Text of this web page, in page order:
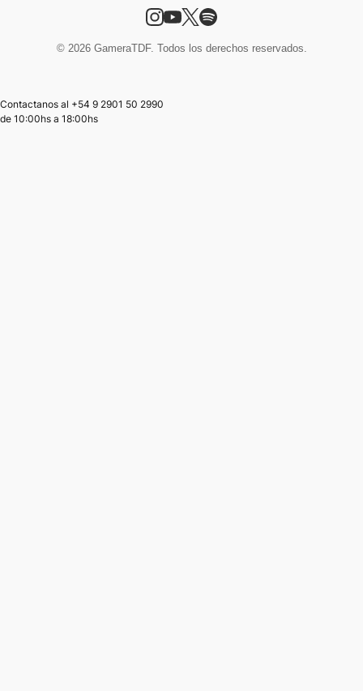
© 2026 GameraTDF. Todos los derechos reservados.
Contactanos al +54 9 2901 50 2990
de 10:00hs a 18:00hs